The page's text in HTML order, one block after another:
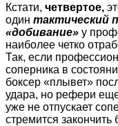
Кстати, четвертое,
один тактический
«добивание» у
наиболее четко
Так, если
соперника в
боксер «плывет»
удара, но рефери
уже не отпускает
стремится закончить